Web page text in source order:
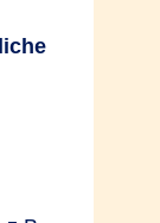
der Regel
bei